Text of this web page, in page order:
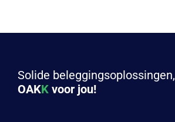
Solide beleggingsoplossingen,
OAKK voor jou!